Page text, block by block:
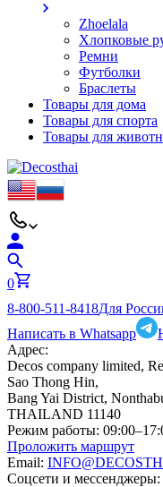
Zhoelala
Хлопковые
Ремни
Футболки
Браслеты
Товары для дома
Товары для спорта
Товары для
0
8-800-511-8418Для
Написать в Whatsapp
Адрес:
Decos company limited,
Sao Thong Hin,
Bang Yai District,
THAILAND 11140
Режим работы:
Проложить маршрут
Email:
Соцсети и мессенджеры: